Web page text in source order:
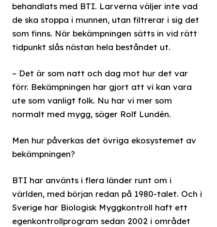
behandlats med BTI. Larverna väljer inte vad
de ska stoppa i munnen, utan filtrerar i sig det
som finns. När bekämpningen sätts in vid rätt
tidpunkt slås nästan hela beståndet ut.
– Det är som natt och dag mot hur det var
förr. Bekämpningen har gjort att vi kan vara
ute som vanligt folk. Nu har vi mer som
normalt med mygg, säger Rolf Lundén.
Men hur påverkas det övriga ekosystemet av
bekämpningen?
BTI har använts i flera länder runt om i
världen, med början redan på 1980-talet. Och i
Sverige har Biologisk Myggkontroll haft ett
egenkontrollprogram sedan 2002 i området